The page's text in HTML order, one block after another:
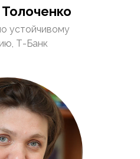
устойчивому
Т-Банк